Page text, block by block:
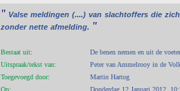
" Valse meldingen (....) van slachtoffers die zich
zonder nette afmelding. "
Bestaat uit:
De benen nemen en uit de
Uitspraak/tekst van:
Peter van Ammelrooy in de
Toegevoegd door:
Martin Hartog